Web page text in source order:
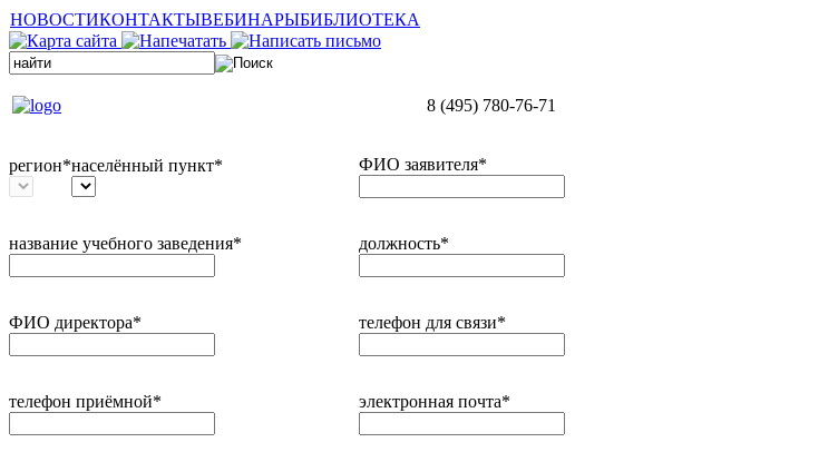
НОВОСТИКОНТАКТЫВЕБИНАРЫБИБЛИОТЕКА
8 (495) 780-76-71
регион*населённый пункт* ФИО заявителя*
название учебного заведения* должность*
ФИО директора* телефон для связи*
телефон приёмной* электронная почта*